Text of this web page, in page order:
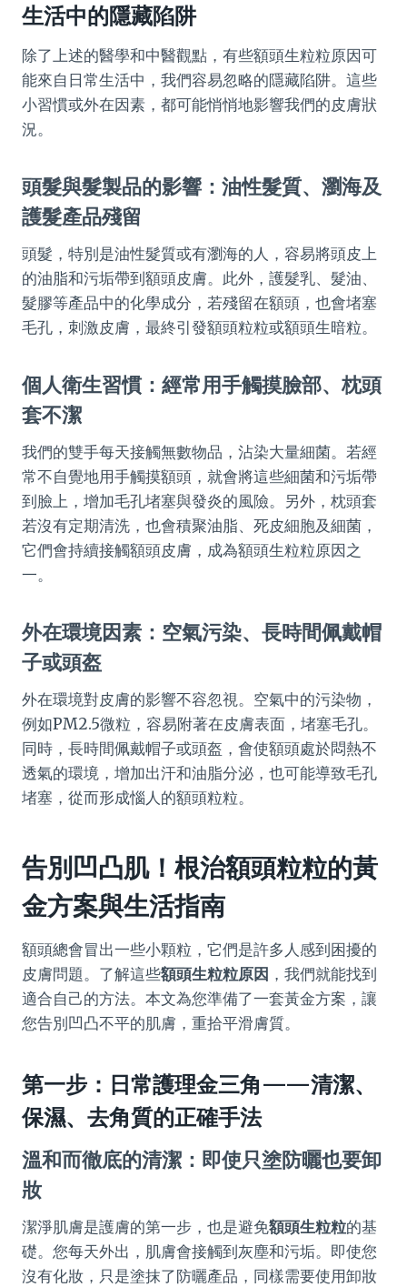
生活中的隱藏陷阱
除了上述的醫學和中醫觀點，有些額頭生粒粒原因可
能來自日常生活中，我們容易忽略的隱藏陷阱。這些
小習慣或外在因素，都可能悄悄地影響我們的皮膚狀
況。
頭髮與髮製品的影響：油性髮質、瀏海及
護髮產品殘留
頭髮，特別是油性髮質或有瀏海的人，容易將頭皮上
的油脂和污垢帶到額頭皮膚。此外，護髮乳、髮油、
髮膠等產品中的化學成分，若殘留在額頭，也會堵塞
毛孔，刺激皮膚，最終引發額頭粒粒或額頭生暗粒。
個人衛生習慣：經常用手觸摸臉部、枕頭
套不潔
我們的雙手每天接觸無數物品，沾染大量細菌。若經
常不自覺地用手觸摸額頭，就會將這些細菌和污垢帶
到臉上，增加毛孔堵塞與發炎的風險。另外，枕頭套
若沒有定期清洗，也會積聚油脂、死皮細胞及細菌，
它們會持續接觸額頭皮膚，成為額頭生粒粒原因之
一。
外在環境因素：空氣污染、長時間佩戴帽
子或頭盔
外在環境對皮膚的影響不容忽視。空氣中的污染物，
例如PM2.5微粒，容易附著在皮膚表面，堵塞毛孔。
同時，長時間佩戴帽子或頭盔，會使額頭處於悶熱不
透氣的環境，增加出汗和油脂分泌，也可能導致毛孔
堵塞，從而形成惱人的額頭粒粒。
告別凹凸肌！根治額頭粒粒的黃
金方案與生活指南
額頭總會冒出一些小顆粒，它們是許多人感到困擾的
皮膚問題。了解這些額頭生粒粒原因 ，我們就能找到
適合自己的方法。本文為您準備了一套黃金方案，讓
您告別凹凸不平的肌膚，重拾平滑膚質。
第一步：日常護理金三角——清潔、
保濕、去角質的正確手法
溫和而徹底的清潔：即使只塗防曬也要卸
妝
潔淨肌膚是護膚的第一步，也是避免額頭生粒粒的基
礎。您每天外出，肌膚會接觸到灰塵和污垢。即使您
沒有化妝，只是塗抹了防曬產品，同樣需要使用卸妝